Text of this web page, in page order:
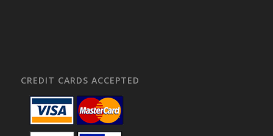
CREDIT CARDS ACCEPTED